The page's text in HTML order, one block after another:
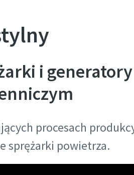
i
procesach
sprężarki powietrza.